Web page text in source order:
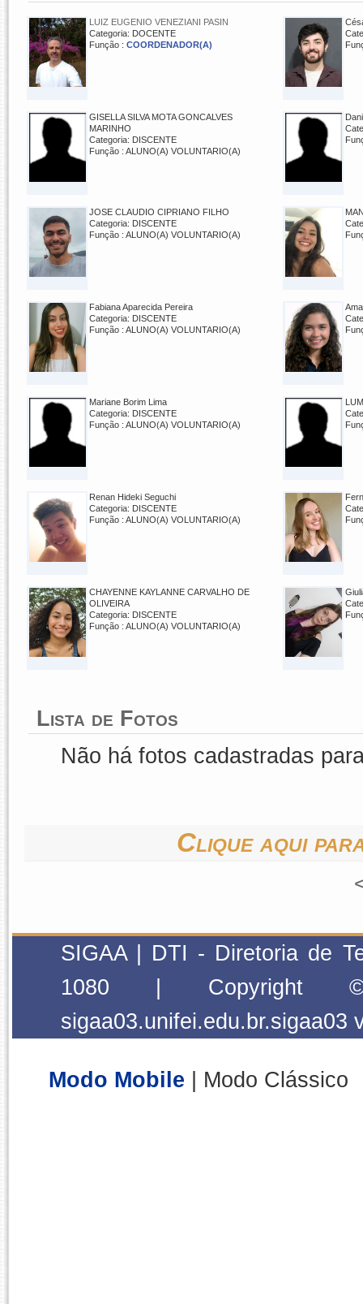
LUIZ EUGENIO VENEZIANI PASIN
Categoria: DOCENTE
Função : COORDENADOR(A)
GISELLA SILVA MOTA GONCALVES
MARINHO
Categoria: DISCENTE
Função : ALUNO(A) VOLUNTARIO(A)
JOSE CLAUDIO CIPRIANO FILHO
Categoria: DISCENTE
Função : ALUNO(A) VOLUNTARIO(A)
Fabiana Aparecida Pereira
Categoria: DISCENTE
Função : ALUNO(A) VOLUNTARIO(A)
Mariane Borim Lima
Categoria: DISCENTE
Função : ALUNO(A) VOLUNTARIO(A)
Renan Hideki Seguchi
Categoria: DISCENTE
Função : ALUNO(A) VOLUNTARIO(A)
CHAYENNE KAYLANNE CARVALHO DE
OLIVEIRA
Categoria: DISCENTE
Função : ALUNO(A) VOLUNTARIO(A)
Lista de Fotos
Não há fotos cadastradas
Clique aqui
SIGAA | DTI - Diretoria de
1080 | Copyright
sigaa03.unifei.edu.br.sigaa03
Modo Mobile | Modo Clássico